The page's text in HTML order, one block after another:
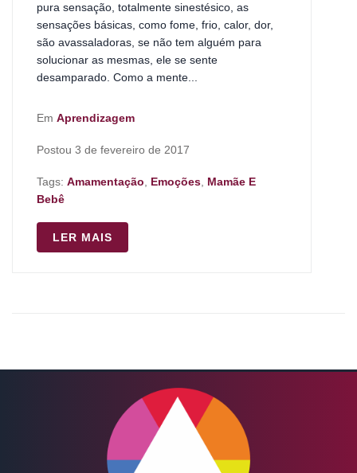
pura sensação, totalmente sinestésico, as
sensações básicas, como fome, frio, calor, dor,
são avassaladoras, se não tem alguém para
solucionar as mesmas, ele se sente
desamparado. Como a mente...
Em Aprendizagem
Postou 3 de fevereiro de 2017
Tags: Amamentação Emoções Mamãe E
Bebê
LER MAIS